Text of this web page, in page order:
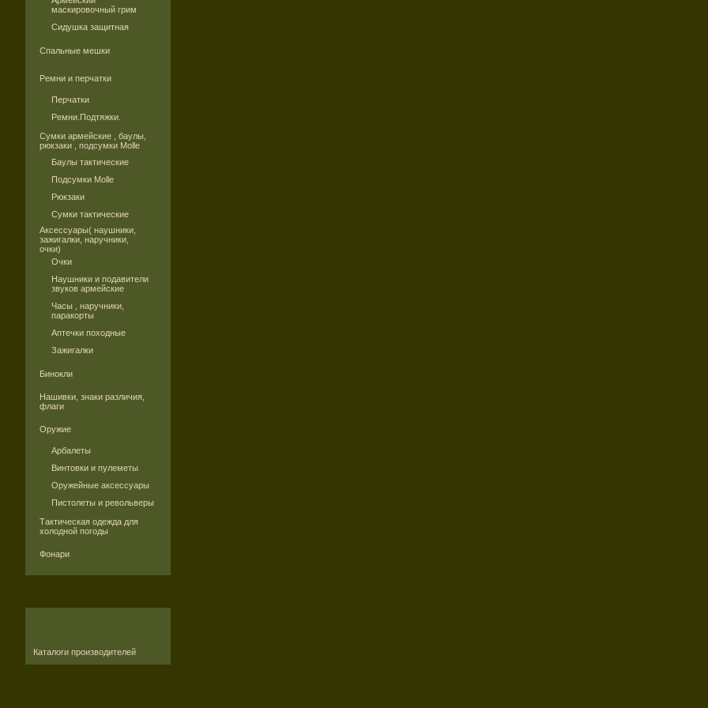
маскировочный грим
Сидушка защитная
Спальные мешки
Ремни и перчатки
Перчатки
Ремни.Подтяжки.
Сумки армейские , баулы,
рюкзаки , подсумки Molle
Баулы тактические
Подсумки Molle
Рюкзаки
Сумки тактические
Аксессуары( наушники,
зажигалки, наручники,
очки)
Очки
Наушники и подавители
звуков армейские
Часы , наручники,
паракорты
Аптечки походные
Зажигалки
Бинокли
Нашивки, знаки различия,
флаги
Оружие
Арбалеты
Винтовки и пулеметы
Оружейные аксессуары
Пистолеты и револьверы
Тактическая одежда для
холодной погоды
Фонари
Каталоги производителей